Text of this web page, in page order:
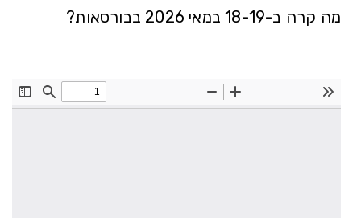
מה קרה ב-18-19 במאי 2026 בבורסאות?